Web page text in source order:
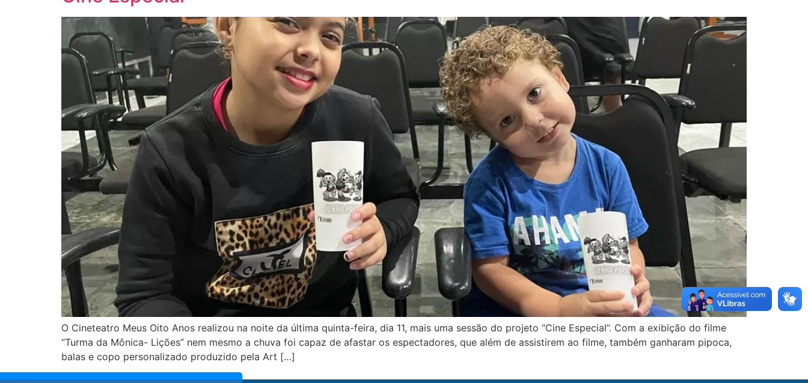
O Cineteatro Meus Oito Anos realizou na noite da última quinta-feira, dia 11, mais uma sessão do projeto “Cine Especial”. Com a exibição do filme
“Turma da Mônica- Lições” nem mesmo a chuva foi capaz de afastar os espectadores, que além de assistirem ao filme, também ganharam pipoca,
balas e copo personalizado produzido pela Art […]